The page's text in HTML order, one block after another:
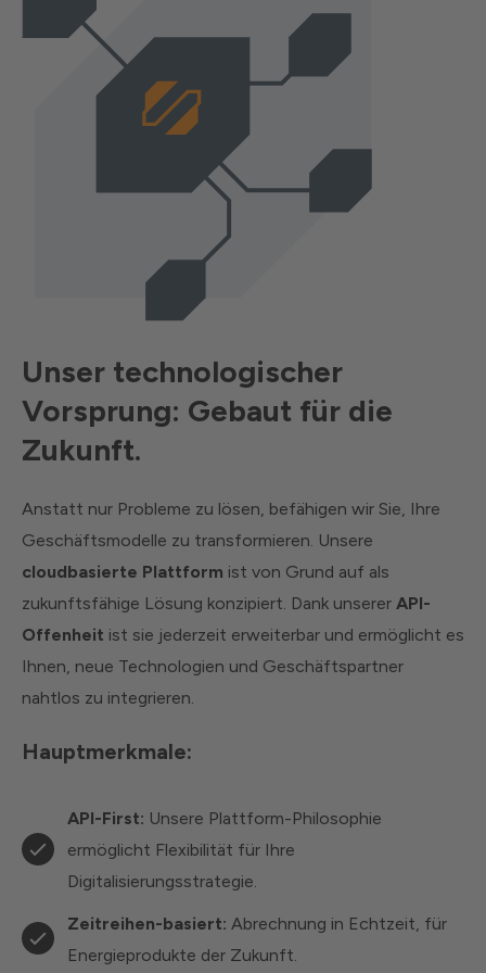
Unser technologischer
Vorsprung: Gebaut für die
Zukunft.
Anstatt nur Probleme zu lösen, befähigen wir Sie, Ihre
Geschäftsmodelle zu transformieren. Unsere
cloudbasierte Plattform ist von Grund auf als
zukunftsfähige Lösung konzipiert. Dank unserer API-
Offenheit ist sie jederzeit erweiterbar und ermöglicht es
Ihnen, neue Technologien und Geschäftspartner
nahtlos zu integrieren.
Hauptmerkmale:
API-First: Unsere Plattform-Philosophie
ermöglicht Flexibilität für Ihre
Digitalisierungsstrategie.
Zeitreihen-basiert: Abrechnung in Echtzeit, für
Energieprodukte der Zukunft.